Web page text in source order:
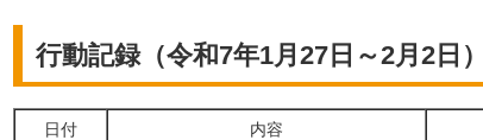
行動記録（令和7年1月27日～2月2日）
日付 内容